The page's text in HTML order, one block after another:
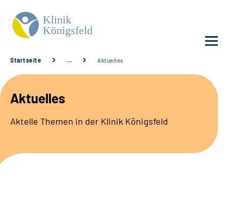
Unsere Klinik
Unsere Angebote
Startseite … Aktuelles
Aktuelles
Aktelle Themen in der Klinik Königsfeld